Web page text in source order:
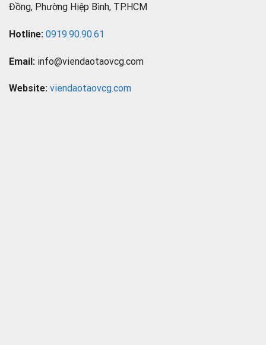
Đồng, Phường Hiệp Bình, TP.HCM
Hotline: 0919.90.90.61
Email: info@viendaotaovcg.com
Website: viendaotaovcg.com